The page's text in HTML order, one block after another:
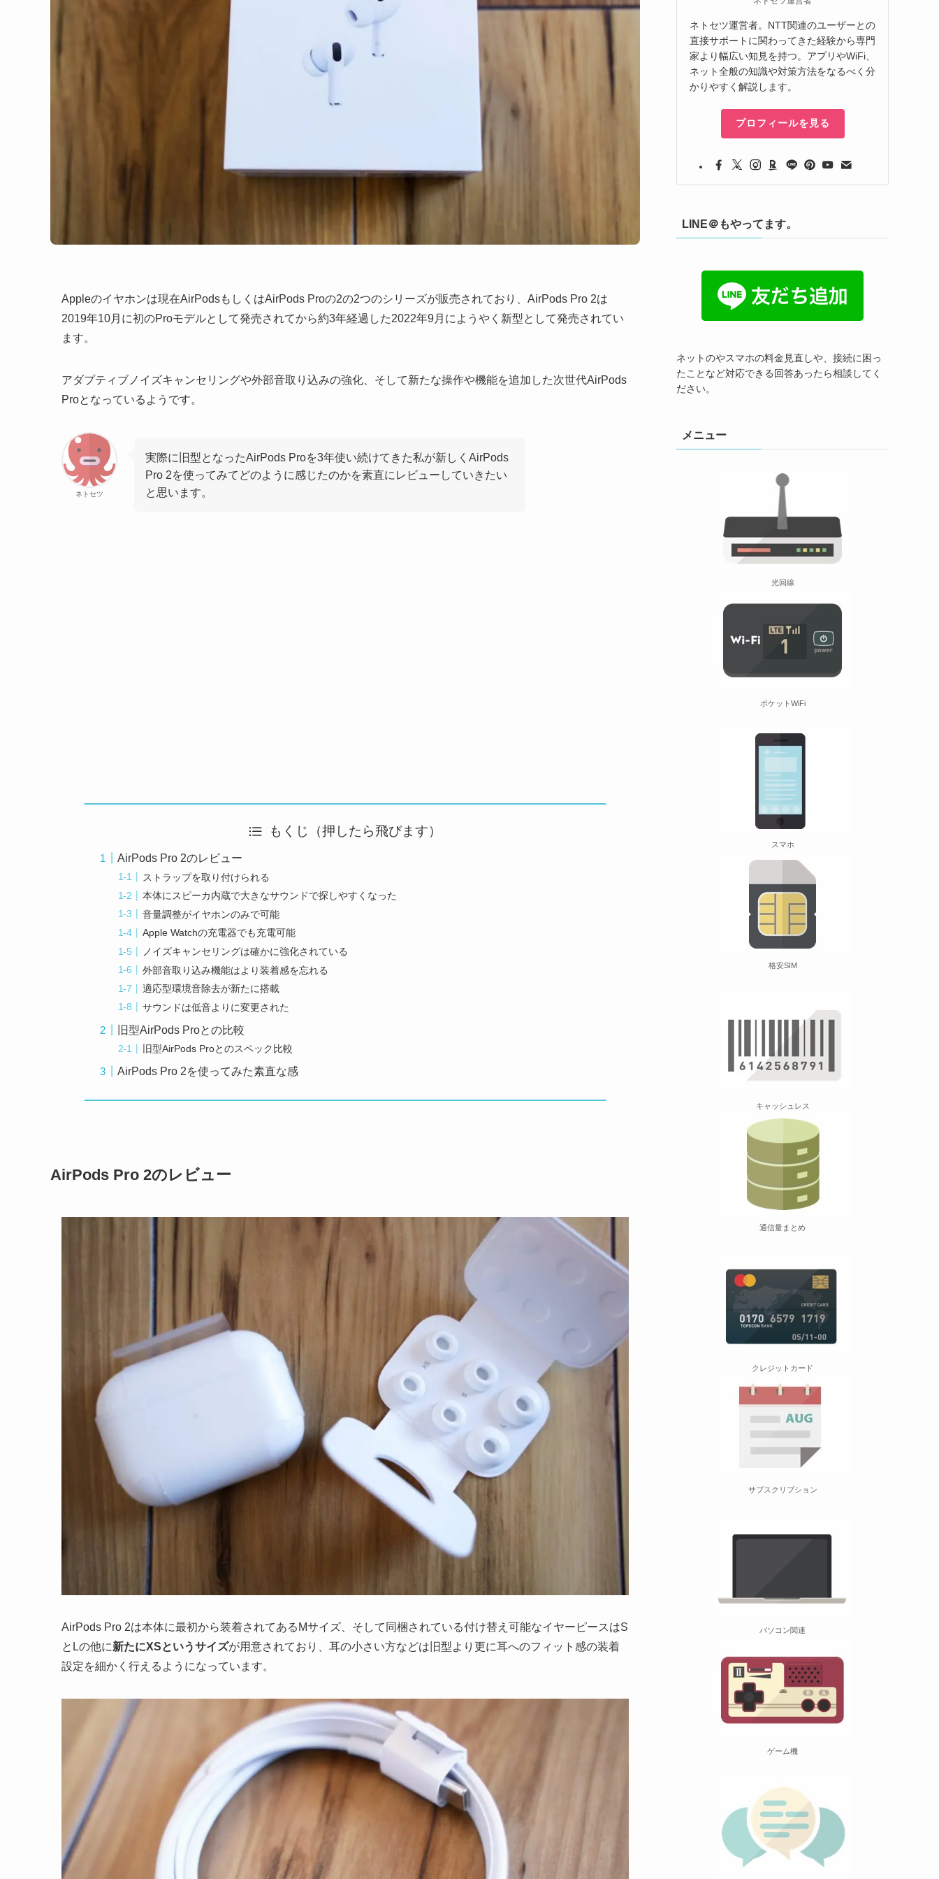
Appleのイヤホンは現在AirPodsもしくはAirPods Proの2の2つのシリーズが販売されており、AirPods Pro 2は
2019年10月に初のProモデルとして発売されてから約3年経過した2022年9月にようやく新型として発売されてい
ます。
アダプティブノイズキャンセリングや外部音取り込みの強化、そして新たな操作や機能を追加した次世代AirPods
Proとなっているようです。
ネトセツ
実際に旧型となったAirPods Proを3年使い続けてきた私が新しくAirPods
Pro 2を使ってみてどのように感じたのかを素直にレビューしていきたい
と思います。
もくじ（押したら飛びます）
AirPods Pro 2のレビュー
ストラップを取り付けられる
本体にスピーカ内蔵で大きなサウンドで探しやすくなった
音量調整がイヤホンのみで可能
Apple Watchの充電器でも充電可能
ノイズキャンセリングは確かに強化されている
外部音取り込み機能はより装着感を忘れる
適応型環境音除去が新たに搭載
サウンドは低音よりに変更された
旧型AirPods Proとの比較
旧型AirPods Proとのスペック比較
AirPods Pro 2を使ってみた素直な感
AirPods Pro 2のレビュー
AirPods Pro 2は本体に最初から装着されてあるMサイズ、そして同梱されている付け替え可能なイヤーピースはS
とLの他に新たにXSというサイズが用意されており、耳の小さい方などは旧型より更に耳へのフィット感の装着
設定を細かく行えるようになっています。
ネトセツ運営者。NTT関連のユーザーとの
直接サポートに関わってきた経験から専門
家より幅広い知見を持つ。アプリやWiFi、
ネット全般の知識や対策方法をなるべく分
かりやすく解説します。
プロフィールを見る
LINE＠もやってます。
ネットのやスマホの料金見直しや、接続に困っ
たことなど対応できる回答あったら相談してく
ださい。
メニュー
光回線
ポケットWiFi
スマホ
格安SIM
キャッシュレス
通信量まとめ
クレジットカード
サブスクリプション
パソコン関連
ゲーム機